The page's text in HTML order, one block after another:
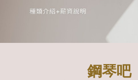
鋼琴吧